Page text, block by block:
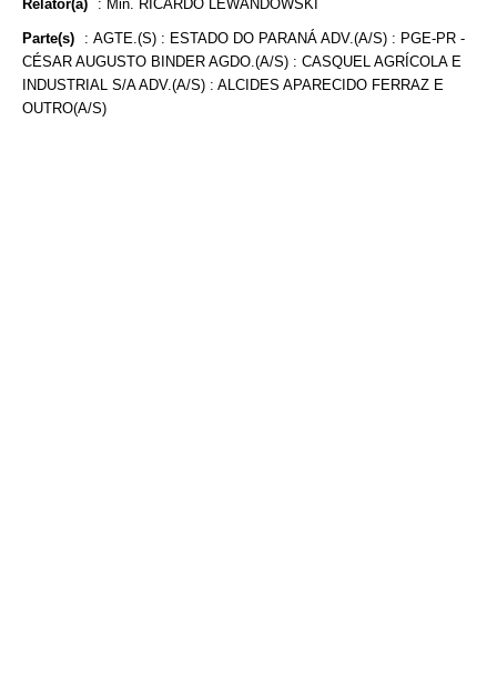
Relator(a) : Min. RICARDO LEWANDOWSKI
Parte(s) : AGTE.(S) : ESTADO DO PARANÁ ADV.(A/S) : PGE-PR -
CÉSAR AUGUSTO BINDER AGDO.(A/S) : CASQUEL AGRÍCOLA E
INDUSTRIAL S/A ADV.(A/S) : ALCIDES APARECIDO FERRAZ E
OUTRO(A/S)